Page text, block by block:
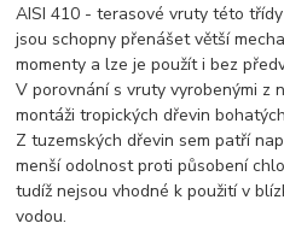
AISI 410 - terasové vruty této
jsou schopny přenášet větší
momenty a lze je použít i bez
V porovnání s vruty vyrobenými z
montáži tropických dřevin
Z tuzemských dřevin sem patří
menší odolnost proti působení
tudíž nejsou vhodné k použití v
vodou.